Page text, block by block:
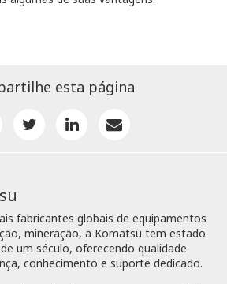
esta página
fabricantes globais de equipamentos
mineração, a Komatsu tem estado
um século, oferecendo qualidade
conhecimento e suporte dedicado.